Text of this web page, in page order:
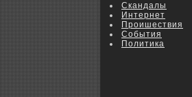
Скандалы
Интернет
Пpoишествия
События
Политика